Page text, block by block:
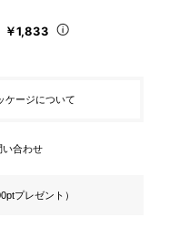
￥1,833
ケージについて
い合わせ
プレゼント）